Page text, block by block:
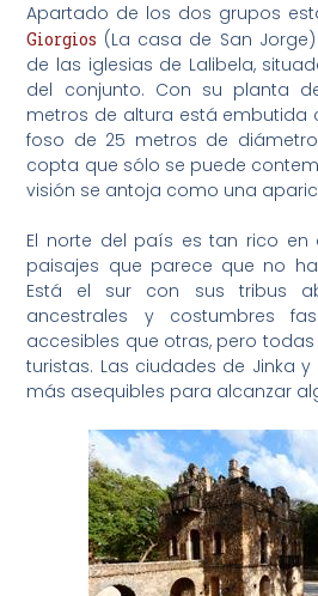
Apartado de los dos grupos
Giorgios (La casa de San
de las iglesias de Lalibela,
del conjunto. Con su planta
metros de altura está embutida
foso de 25 metros de
copta que sólo se puede
visión se antoja como una
El norte del país es tan rico en
paisajes que parece que no
Está el sur con sus tribus
ancestrales y costumbres
accesibles que otras, pero
turistas. Las ciudades de Jinka
más asequibles para alcanzar